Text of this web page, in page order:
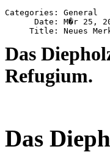
Categories: General
Date: M�r 25,
Das
Refugium.
Das